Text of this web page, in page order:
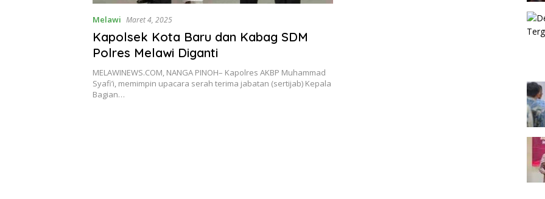
Melawi Maret 4, 2025
Kapolsek Kota Baru dan Kabag SDM
Polres Melawi Diganti
MELAWINEWS.COM, NANGA PINOH– Kapolres AKBP Muhammad
Syafi’i, memimpin upacara serah terima jabatan (sertijab) Kepala
Bagian…